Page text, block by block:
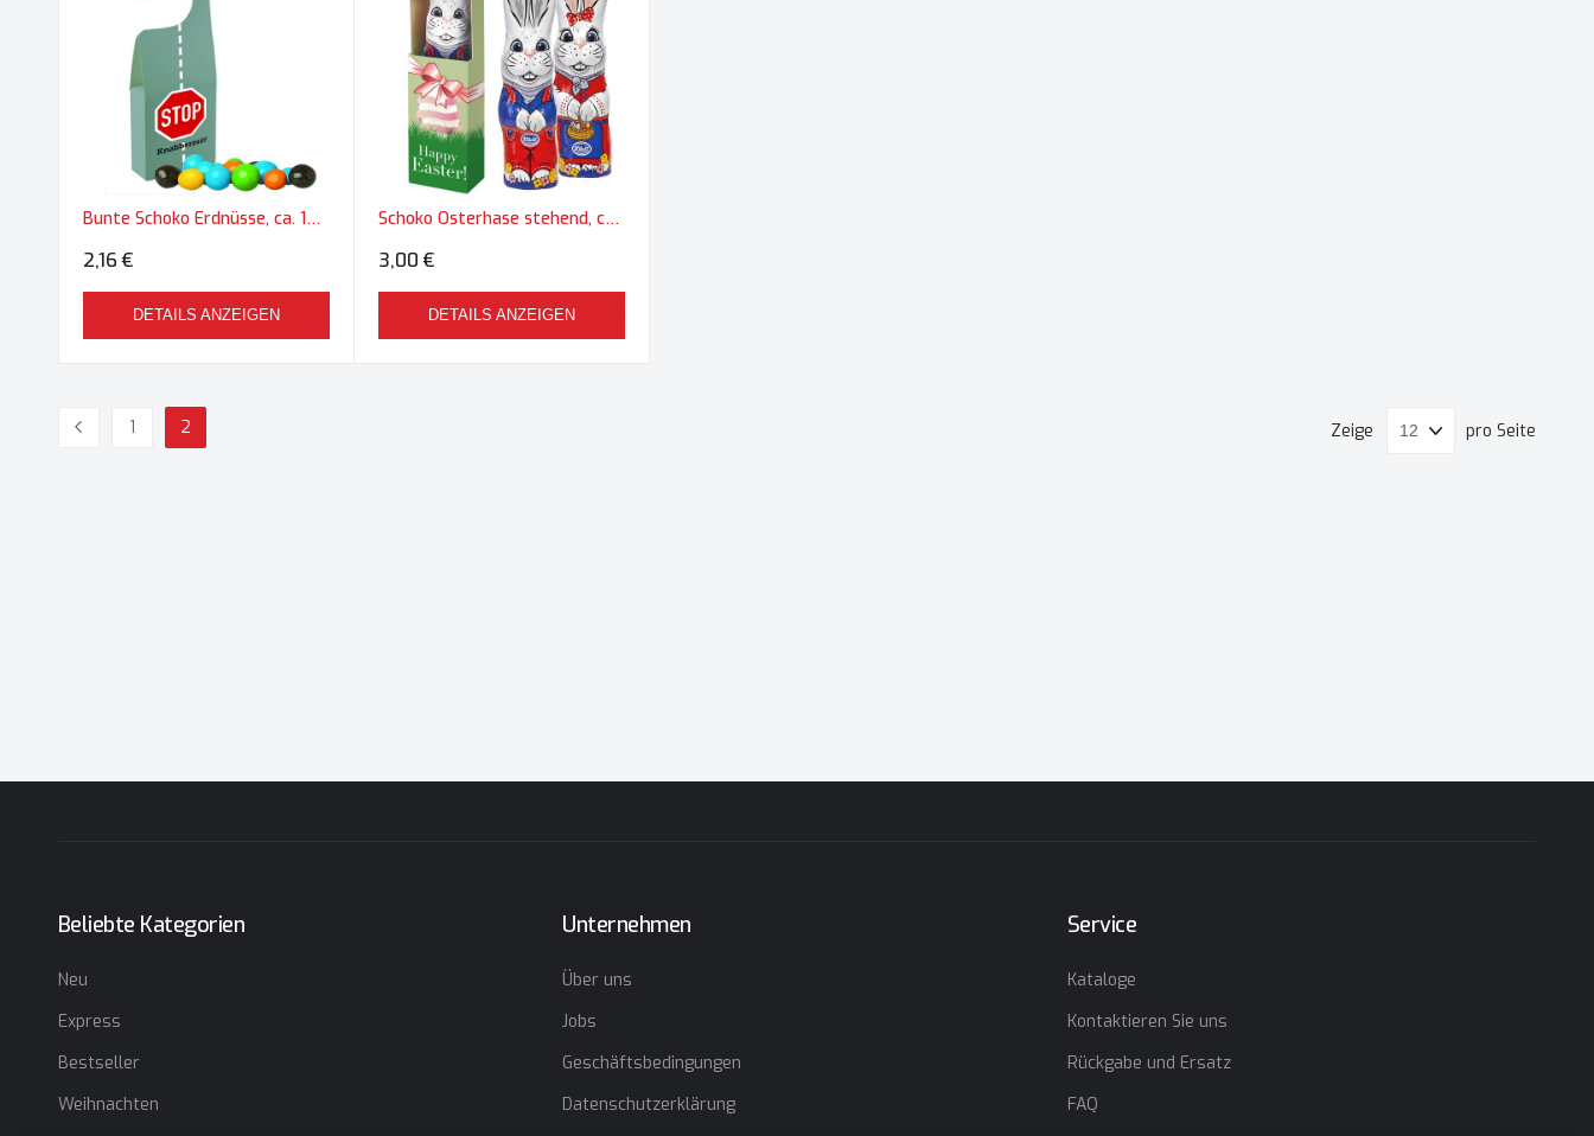
Bunte Schoko Erdnüsse, ca. 15g, Türhänger Box
2,16 €
DETAILS ANZEIGEN
Schoko Osterhase stehend, ca. 60g, Faltschachtel mit Sichtfenster
3,00 €
DETAILS ANZEIGEN
Seite
Seite
1
Sie lesen gerade die Seite
2 Zeige pro Seite
Beliebte Kategorien
Neu
Express
Bestseller
Weihnachten
Unternehmen
Über uns
Jobs
Geschäftsbedingungen
Datenschutzerklärung
Service
Kataloge
Kontaktieren Sie uns
Rückgabe und Ersatz
FAQ